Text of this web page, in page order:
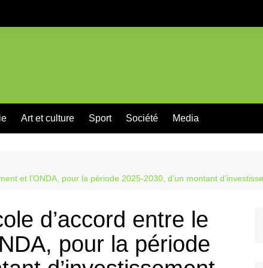
Art et culture Sport Société Media
et l’ONDA, pour la période 2025-2030, d’un montant
d’accord entre le
pour la période